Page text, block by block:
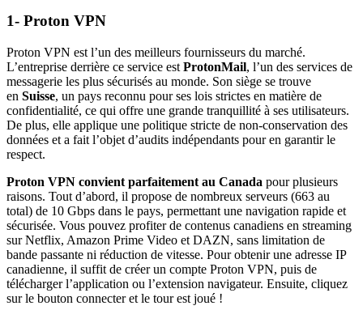
1- Proton VPN
Proton VPN est l’un des meilleurs fournisseurs du marché.
L’entreprise derrière ce service est ProtonMail, l’un des services de
messagerie les plus sécurisés au monde. Son siège se trouve
en Suisse, un pays reconnu pour ses lois strictes en matière de
confidentialité, ce qui offre une grande tranquillité à ses utilisateurs.
De plus, elle applique une politique stricte de non-conservation des
données et a fait l’objet d’audits indépendants pour en garantir le
respect.
Proton VPN convient parfaitement au Canada pour plusieurs
raisons. Tout d’abord, il propose de nombreux serveurs (663 au
total) de 10 Gbps dans le pays, permettant une navigation rapide et
sécurisée. Vous pouvez profiter de contenus canadiens en streaming
sur Netflix, Amazon Prime Video et DAZN, sans limitation de
bande passante ni réduction de vitesse. Pour obtenir une adresse IP
canadienne, il suffit de créer un compte Proton VPN, puis de
télécharger l’application ou l’extension navigateur. Ensuite, cliquez
sur le bouton connecter et le tour est joué !